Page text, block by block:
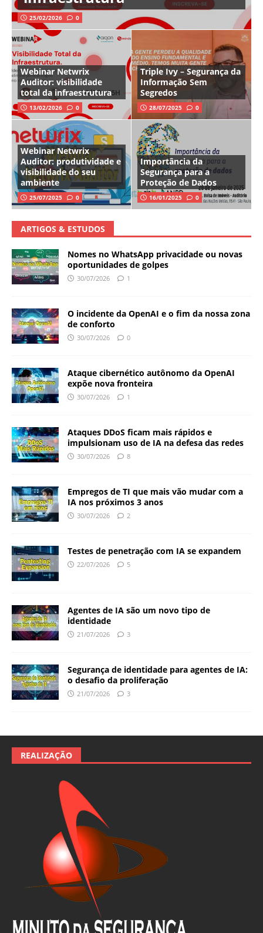
25/02/2026 0
Webinar Netwrix
Auditor: visibilidade
total da infraestrutura
13/02/2026 0
Triple Ivy – Segurança da
Informação Sem
Segredos
28/07/2025 0
Webinar Netwrix
Auditor: produtividade e
visibilidade do seu
ambiente
25/07/2025 0
Importância da
Segurança para a
Proteção de Dados
16/01/2025 0
ARTIGOS & ESTUDOS
Nomes no WhatsApp privacidade ou novas
oportunidades de golpes
30/07/2026 1
O incidente da OpenAI e o fim da nossa zona
de conforto
30/07/2026 0
Ataque cibernético autônomo da OpenAI
expõe nova fronteira
30/07/2026 1
Ataques DDoS ficam mais rápidos e
impulsionam uso de IA na defesa das redes
30/07/2026 8
Empregos de TI que mais vão mudar com a
IA nos próximos 3 anos
30/07/2026 2
Testes de penetração com IA se expandem
22/07/2026 5
Agentes de IA são um novo tipo de
identidade
21/07/2026 3
Segurança de identidade para agentes de IA:
o desafio da proliferação
21/07/2026 3
REALIZAÇÃO